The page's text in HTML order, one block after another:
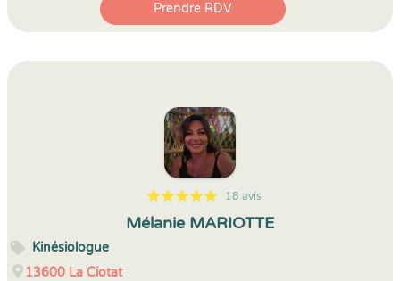
Prendre RDV
5
1
5
18 18 avis
Mélanie MARIOTTE
Kinésiologue
13600 La Ciotat